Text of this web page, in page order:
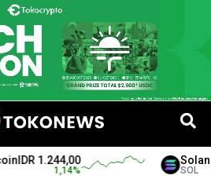
IDR 1.244,00
1,14 %
Solana
SOL